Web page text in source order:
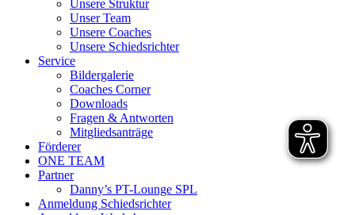
Unsere Struktur
Unser Team
Unsere Coaches
Unsere Schiedsrichter
Service
Bildergalerie
Coaches Corner
Downloads
Fragen & Antworten
Mitgliedsanträge
Förderer
ONE TEAM
Partner
Danny’s PT-Lounge SPL
Anmeldung Schiedsrichter